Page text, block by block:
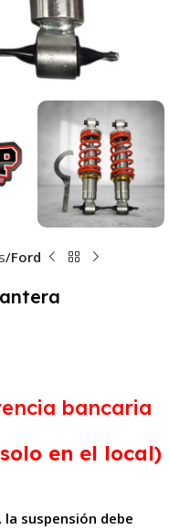
Ford
bancaria
en el local)
suspensión debe